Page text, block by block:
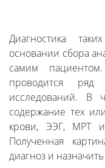
Диагностика
основании сбора
самим
проводится ряд
исследований. В
содержание тех
крови, ЭЭГ, МРТ и
Полученная
диагноз и